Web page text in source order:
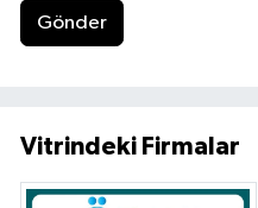
Gönder
Vitrindeki Firmalar